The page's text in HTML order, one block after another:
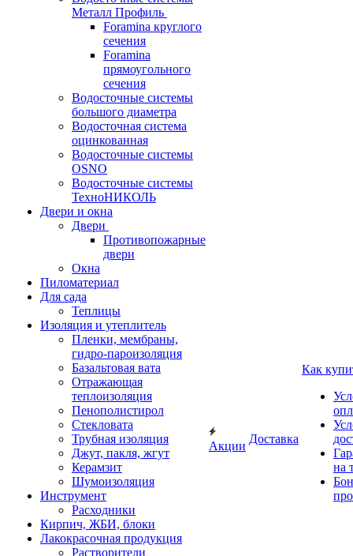
Металл Профиль
Foramina круглого
сечения
Foramina
прямоугольного
сечения
Водосточные системы
большого диаметра
Водосточная система
оцинкованная
Водосточные системы
OSNO
Водосточные системы
ТехноНИКОЛЬ
Двери и окна
Двери
Противопожарные
двери
Окна
Пиломатериал
Для сада
Теплицы
Изоляция и утеплитель
Пленки, мембраны,
гидро-пароизоляция
Базальтовая вата
Отражающая
теплоизоляция
Пенополистирол
Стекловата
Трубная изоляция
Джут, пакля, жгут
Керамзит
Шумоизоляция
Инструмент
Расходники
Кирпич, ЖБИ, блоки
Лакокрасочная продукция
Растворители
Акции
Доставка
Как
на